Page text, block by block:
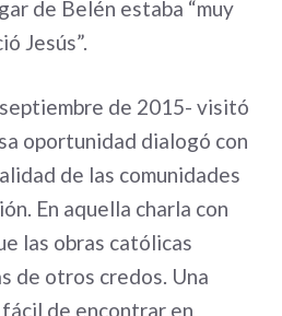
de Belén estaba “muy
Jesús”.
de 2015- visitó
oportunidad dialogó con
de las comunidades
En aquella charla con
las obras católicas
de otros credos. Una
de encontrar en